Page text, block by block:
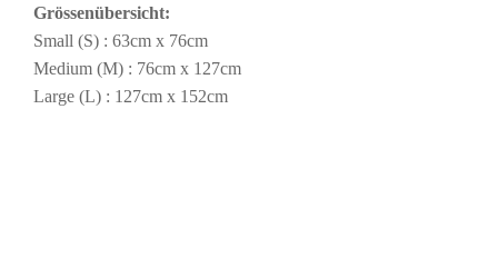
Grössenübersicht:
Small (S) : 63cm x 76cm
Medium (M) : 76cm x 127cm
Large (L) : 127cm x 152cm